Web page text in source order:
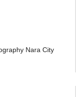
Nara City